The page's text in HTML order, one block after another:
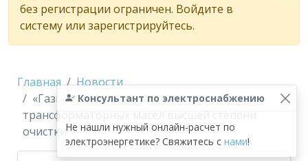
без регистрации ограничен. Войдите в
систему или зарегистрируйтесь.
Консультант по электроснабжению
Не нашли нужный онлайн-расчет по
электроэнергетике? Свяжитесь с нами!
Главная
Новости
«Газпром нефть» запустила производство
трансформаторных масел высшей степени
очистки